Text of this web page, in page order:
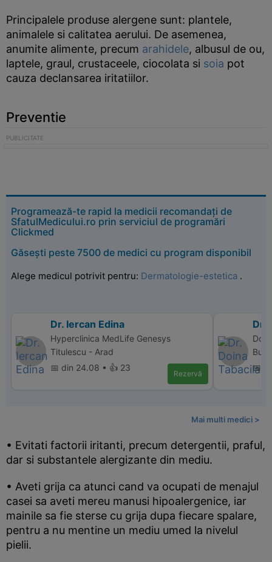
Principalele produse alergene sunt: plantele,
animalele si calitatea aerului. De asemenea,
anumite alimente, precum arahidele, albusul de ou,
laptele, graul, crustaceele, ciocolata si soia pot
cauza declansarea iritatiilor.
Preventie
Programează-te rapid la medicii recomandați de
SfatulMedicului.ro prin serviciul de programări
Clickmed
Găsești peste 7500 de medici cu program disponibil
Alege medicul potrivit pentru: Dermatologie-estetica .
Dr. Iercan Edina
Hyperclinica MedLife Genesys
Titulescu - Arad
📅 din 24.08 • 👍 23
Rezervă
Dr.
📅
Mai multi medici >
• Evitati factorii iritanti, precum detergentii, praful,
dar si substantele alergizante din mediu.
• Aveti grija ca atunci cand va ocupati de menajul
casei sa aveti mereu manusi hipoalergenice, iar
mainile sa fie sterse cu grija dupa fiecare spalare,
pentru a nu mentine un mediu umed la nivelul
pielii.